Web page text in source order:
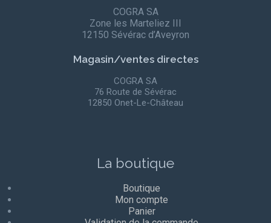
COGRA SA
Zone les Marteliez III
12150 Sévérac d’Aveyron
Magasin/ventes directes
COGRA SA
76 Route de Sévérac
12850 Onet-Le-Château
La boutique
Boutique
Mon compte
Panier